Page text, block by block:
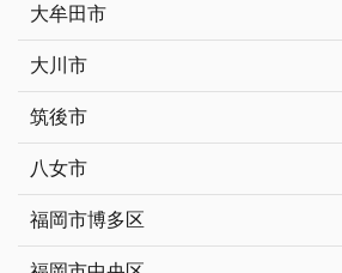
大牟田市
大川市
筑後市
八女市
福岡市博多区